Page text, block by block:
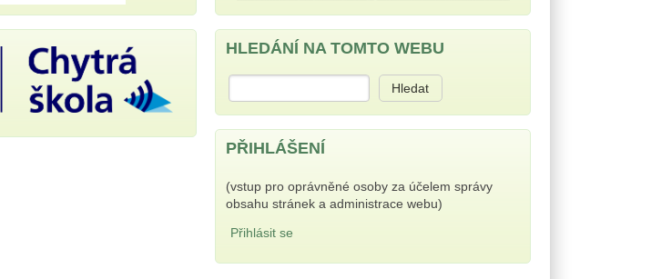
HLEDÁNÍ NA TOMTO WEBU
PŘIHLÁŠENÍ
(vstup pro oprávněné osoby za účelem správy
obsahu stránek a administrace webu)
Přihlásit se